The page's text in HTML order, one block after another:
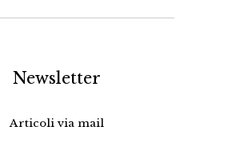
Newsletter
Articoli via mail